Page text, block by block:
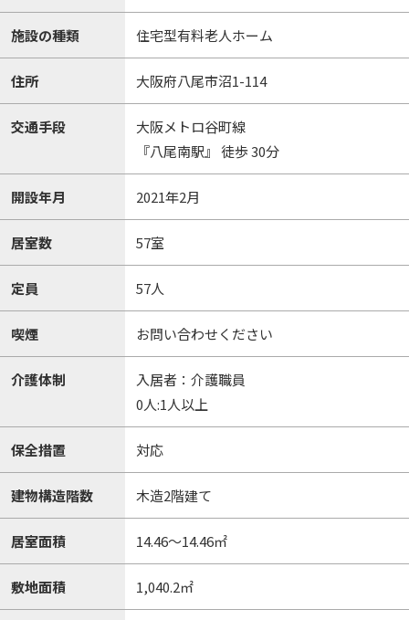
施設の種類 住宅型有料老人ホーム
住所 大阪府八尾市沼1-114
交通手段
大阪メトロ谷町線
『八尾南駅』 徒歩 30分
開設年月 2021年2月
居室数 57室
定員 57人
喫煙 お問い合わせください
介護体制
入居者：介護職員
0人:1人以上
保全措置 対応
建物構造階数 木造2階建て
居室面積 14.46～14.46㎡
敷地面積 1,040.2㎡